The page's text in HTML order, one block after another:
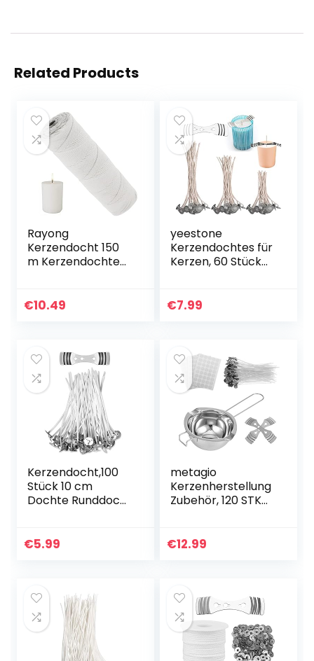
Related Products
Rayong
Kerzendocht 150
m Kerzendochte
Selber Machen
€10.49
yeestone
Kerzendochtes für
Kerzen, 60 Stück
Kerzendocht
€7.99
Kerzendocht,100
Stück 10 cm
Dochte Runddocht
Kerzendochte
€5.99
metagio
Kerzenherstellung
Zubehör, 120 STK
STK
€12.99